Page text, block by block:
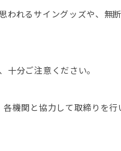
われるサイングッズや、無
分ご注意ください。
機関と協力して取締りを行